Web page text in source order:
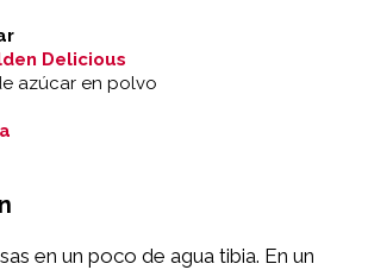
Delicious
azúcar en polvo
en un poco de agua tibia. En un